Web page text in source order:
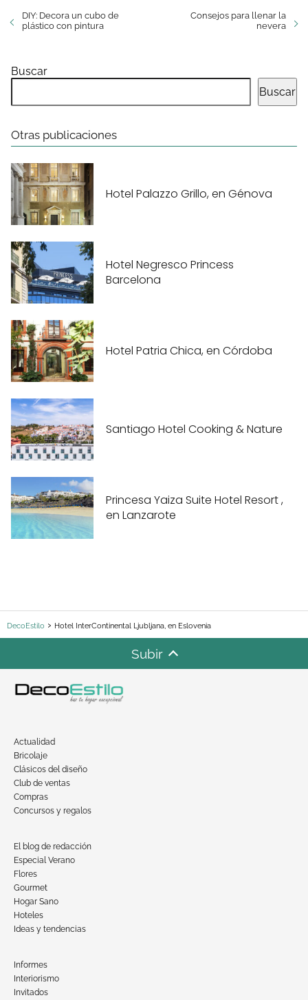
DIY: Decora un cubo de
plástico con pintura
Consejos para llenar la
nevera
Buscar
Buscar
Otras publicaciones
Hotel Palazzo Grillo, en Génova
Hotel Negresco Princess
Barcelona
Hotel Patria Chica, en Córdoba
Santiago Hotel Cooking & Nature
Princesa Yaiza Suite Hotel Resort ,
en Lanzarote
DecoEstilo Hotel InterContinental Ljubljana, en Eslovenia
Subir
Actualidad
Bricolaje
Clásicos del diseño
Club de ventas
Compras
Concursos y regalos
El blog de redacción
Especial Verano
Flores
Gourmet
Hogar Sano
Hoteles
Ideas y tendencias
Informes
Interiorismo
Invitados